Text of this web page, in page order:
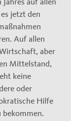
jetzt den
Auf allen
aber
Mittelstand,
keine
oder
Hilfe